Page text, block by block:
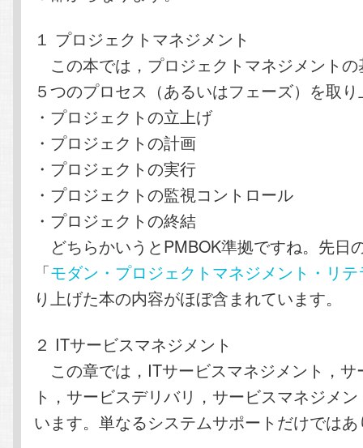
１ プロジェクトマネジメント
この本では，プロジェクトマネジメント
５つのプロセス（あるいはフェーズ）を取
・プロジェクトの立上げ
・プロジェクトの計画
・プロジェクトの実行
・プロジェクトの監視コントロール
・プロジェクトの終結
どちらかいうとPMBOK準拠ですね。先日
「モダン・プロジェクトマネジメント・リ
り上げた本の内容がほぼ含まれています。
２ ITサービスマネジメント
この章では，ITサービスマネジメント，サ
ト，サービスデリバリ，サービスマネジメ
います。単なるシステムサポートだけでは